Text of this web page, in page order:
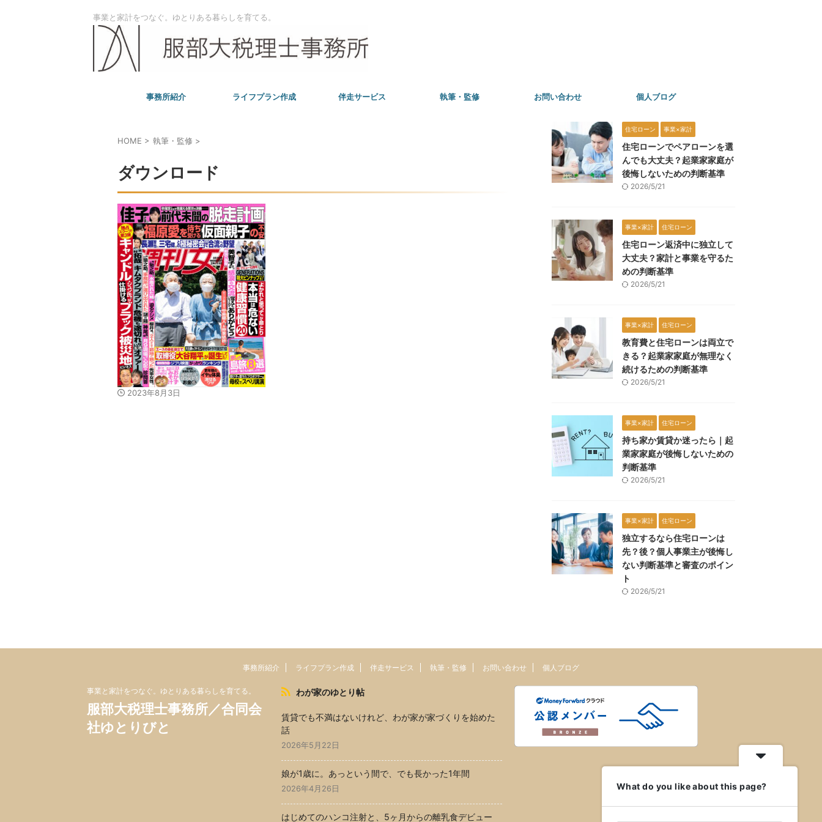
事業と家計をつなぐ。ゆとりある暮らしを育てる。
事務所紹介 ライフプラン作成 伴走サービス 執筆・監修 お問い合わせ 個人ブログ
HOME > 執筆・監修 >
ダウンロード
2023年8月3日
住宅ローン 事業×家計
住宅ローンでペアローンを選
んでも大丈夫？起業家家庭が
後悔しないための判断基準
2026/5/21
事業×家計 住宅ローン
住宅ローン返済中に独立して
大丈夫？家計と事業を守るた
めの判断基準
2026/5/21
事業×家計 住宅ローン
教育費と住宅ローンは両立で
きる？起業家家庭が無理なく
続けるための判断基準
2026/5/21
事業×家計 住宅ローン
持ち家か賃貸か迷ったら｜起
業家家庭が後悔しないための
判断基準
2026/5/21
事業×家計 住宅ローン
独立するなら住宅ローンは
先？後？個人事業主が後悔し
ない判断基準と審査のポイン
ト
2026/5/21
事務所紹介 ライフプラン作成 伴走サービス 執筆・監修 お問い合わせ 個人ブログ
わが家のゆとり帖
賃貸でも不満はないけれど、わが家が家づくりを始めた
話
2026年5月22日
娘が1歳に。あっという間で、でも長かった1年間
2026年4月26日
はじめてのハンコ注射と、5ヶ月からの離乳食デビュー
事業と家計をつなぐ。ゆとりある暮らしを育てる。
服部大税理士事務所／合同会
社ゆとりびと
What do you like about this page?